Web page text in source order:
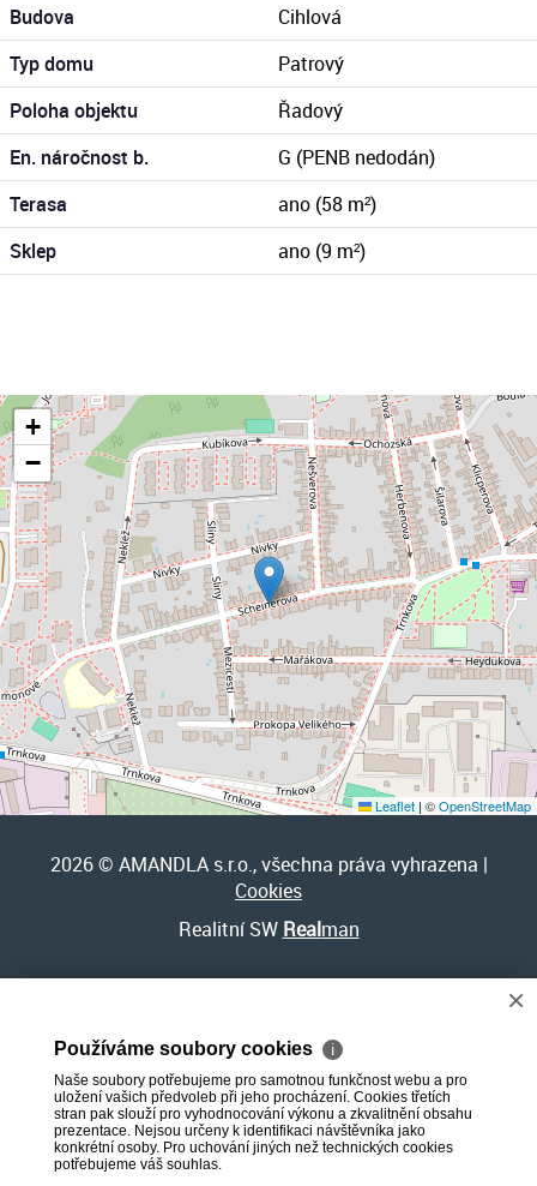
Budova
Cihlová
Typ domu
Patrový
Poloha objektu
Řadový
En. náročnost b.
G (PENB nedodán)
Terasa
ano (58 m²)
Sklep
ano (9 m²)
+
−
Leaflet|©OpenStreetMap
2026 © AMANDLA s.r.o., všechna práva vyhrazena |
Cookies
Realitní SW Realman
×
Používáme soubory cookies ℹ
Naše soubory potřebujeme pro samotnou funkčnost webu a pro
uložení vašich předvoleb při jeho procházení. Cookies třetích
stran pak slouží pro vyhodnocování výkonu a zkvalitnění obsahu
prezentace. Nejsou určeny k identifikaci návštěvníka jako
konkrétní osoby. Pro uchování jiných než technických cookies
potřebujeme váš souhlas.